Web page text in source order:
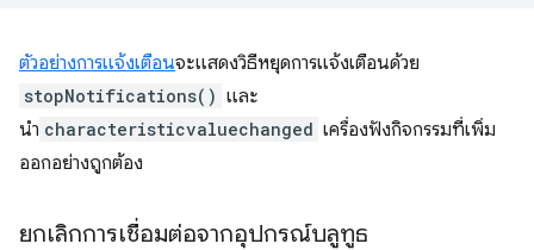
ตัวอย่างการแจ้งเตือนจะแสดงวิธีหยุดการแจ้งเตือนด้วย
stopNotifications() และ
นำ characteristicvaluechanged เครื่องฟังกิจกรรมที่เพิ่ม
ออกอย่างถูกต้อง
ยกเลิกการเชื่อมต่อจากอุปกรณ์บลูทูธ